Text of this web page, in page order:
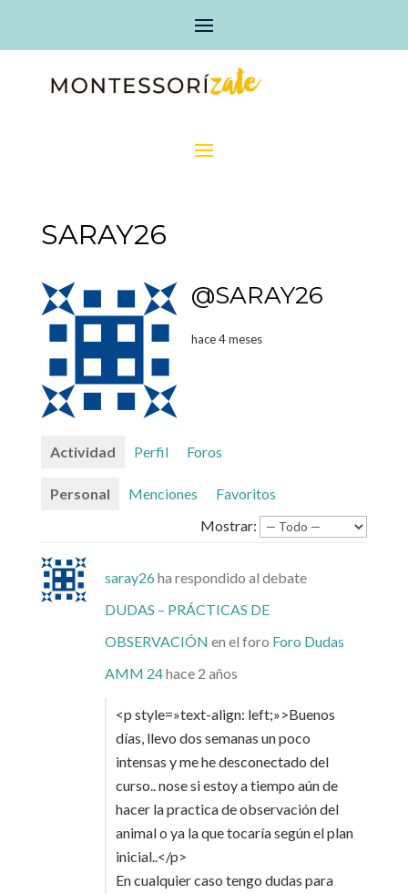
SARAY26
@SARAY26
hace 4 meses
Actividad Perfil Foros
Personal Menciones
Favoritos
Mostrar:
saray26ha respondido al debate
DUDAS – PRÁCTICAS DE
OBSERVACIÓN en el foro Foro Dudas
AMM 24hace 2 años
<p style=»text-align: left;»>Buenos
días, llevo dos semanas un poco
intensas y me he desconectado del
curso.. nose si estoy a tiempo aún de
hacer la practica de observación del
animal o ya la que tocaría según el plan
inicial..</p>
En cualquier caso tengo dudas para